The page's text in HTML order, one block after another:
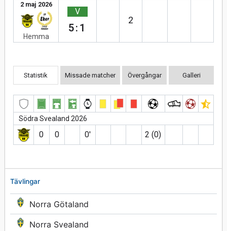
Tävlingar
Norra Götaland
Norra Svealand
2 maj 2026
Hemma
V
5:1
2
Statistik Missade matcher Övergångar Galleri
Södra Svealand 2026
0 0 0′ 2 (0)